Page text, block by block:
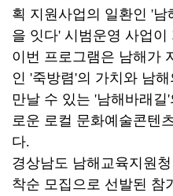
획 지원사업의 일환인 '
을 잇다' 시범운영 사업이
이번 프로그램은 남해가
인 '죽방렴'의 가치와 남
만날 수 있는 '남해바래
로운 로컬 문화예술콘텐
다.
경상남도 남해교육지원
착순 모집으로 선발된 참